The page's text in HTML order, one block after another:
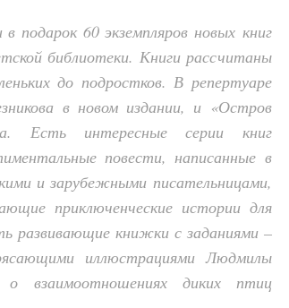
подарок 60 экземпляров новых книг
библиотеки. Книги рассчитаны
до подростков. В репертуаре
в новом издании, и «Остров
Есть интересные серии книг
повести, написанные в
и зарубежными писательницами,
приключенческие истории для
развивающие книжки с заданиями –
иллюстрациямиЛюдмилы
взаимоотношениях диких птиц